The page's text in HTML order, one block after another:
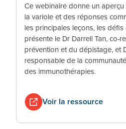
Ce webinaire donne un
la variole et des réponses
les principales leçons, les défis
présente le Dr Darrell Tan, co-
prévention et du dépistage, et
responsable de la
des immunothérapies.
Voir la ressource